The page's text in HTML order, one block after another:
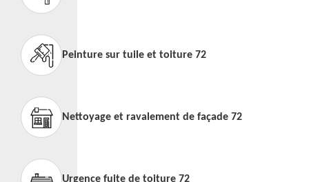
Peinture sur tuile et toiture 72
Nettoyage et ravalement de façade 72
Urgence fuite de toiture 72